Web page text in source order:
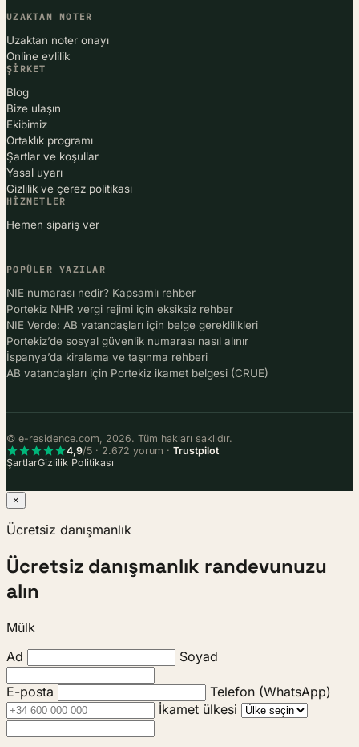
UZAKTAN NOTER
Uzaktan noter onayı
Online evlilik
ŞIRKET
Blog
Bize ulaşın
Ekibimiz
Ortaklık programı
Şartlar ve koşullar
Yasal uyarı
Gizlilik ve çerez politikası
HIZMETLER
Hemen sipariş ver
POPÜLER YAZILAR
NIE numarası nedir? Kapsamlı rehber
Portekiz NHR vergi rejimi için eksiksiz rehber
NIE Verde: AB vatandaşları için belge gereklilikleri
Portekiz’de sosyal güvenlik numarası nasıl alınır
İspanya’da kiralama ve taşınma rehberi
AB vatandaşları için Portekiz ikamet belgesi (CRUE)
© e-residence.com, 2026. Tüm hakları saklıdır.
4,9/5 · 2.672 yorum · Trustpilot
ŞartlarGizlilik Politikası
×
Ücretsiz danışmanlık
Ücretsiz danışmanlık randevunuzu
alın
Mülk
Ad
Soyad
E-posta
Telefon (WhatsApp)
İkamet ülkesi